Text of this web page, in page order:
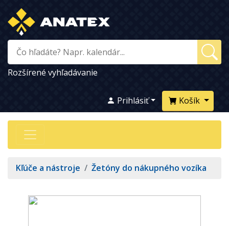
Rozšírené vyhľadávanie
Košík
Prihlásiť
Kľúče a nástroje / Žetóny do nákupného vozíka